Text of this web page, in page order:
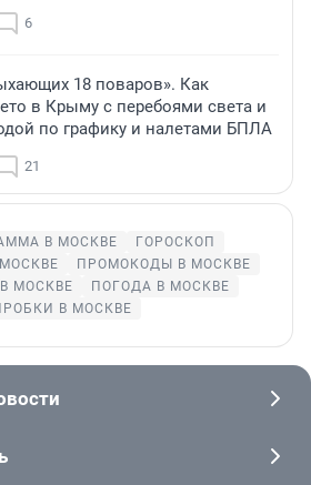
6
18 поваров». Как
в Крыму с перебоями света и
по графику и налетами БПЛА
21
В МОСКВЕ
ГОРОСКОП
ПРОМОКОДЫ В МОСКВЕ
МОСКВЕ
ПОГОДА В МОСКВЕ
В МОСКВЕ